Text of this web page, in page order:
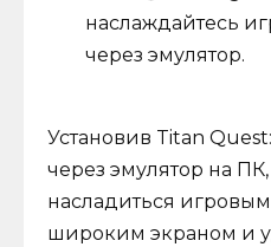
наслаждайтесь
через эмулятор.
Установив Titan
через эмулятор на
насладиться
широким экраном и